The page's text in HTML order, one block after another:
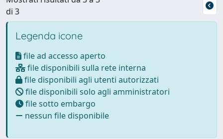
di 3
Legenda icone
file ad accesso aperto
file disponibili sulla rete interna
file disponibili agli utenti autorizzati
file disponibili solo agli amministratori
file sotto embargo
nessun file disponibile